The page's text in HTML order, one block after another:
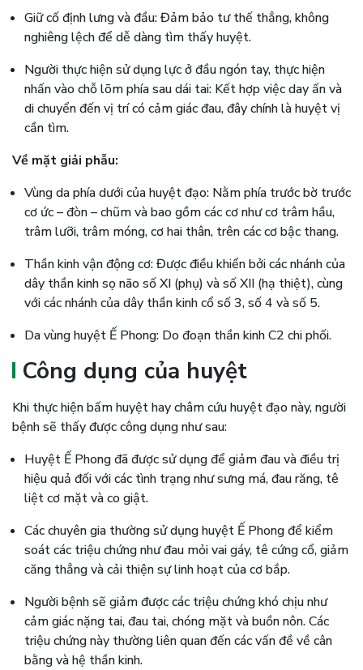
Giữ cố định lưng và đầu: Đảm bảo tư thế thẳng, không
nghiêng lệch để dễ dàng tìm thấy huyệt.
Người thực hiện sử dụng lực ở đầu ngón tay, thực hiện
nhấn vào chỗ lõm phía sau dái tai: Kết hợp việc day ấn và
di chuyển đến vị trí có cảm giác đau, đây chính là huyệt vị
cần tìm.
Về mặt giải phẫu:
Vùng da phía dưới của huyệt đạo: Nằm phía trước bờ trước
cơ ức – đòn – chũm và bao gồm các cơ như cơ trâm hầu,
trâm lưỡi, trâm móng, cơ hai thân, trên các cơ bậc thang.
Thần kinh vận động cơ: Được điều khiển bởi các nhánh của
dây thần kinh sọ não số XI (phụ) và số XII (hạ thiệt), cùng
với các nhánh của dây thần kinh cổ số 3, số 4 và số 5.
Da vùng huyệt Ế Phong: Do đoạn thần kinh C2 chi phối.
Công dụng của huyệt
Khi thực hiện bấm huyệt hay châm cứu huyệt đạo này, người
bệnh sẽ thấy được công dụng như sau:
Huyệt Ế Phong đã được sử dụng để giảm đau và điều trị
hiệu quả đối với các tình trạng như sưng má, đau răng, tê
liệt cơ mặt và co giật.
Các chuyên gia thường sử dụng huyệt Ế Phong để kiểm
soát các triệu chứng như đau mỏi vai gáy, tê cứng cổ, giảm
căng thẳng và cải thiện sự linh hoạt của cơ bắp.
Người bệnh sẽ giảm được các triệu chứng khó chịu như
cảm giác nặng tai, đau tai, chóng mặt và buồn nôn. Các
triệu chứng này thường liên quan đến các vấn đề về cân
bằng và hệ thần kinh.